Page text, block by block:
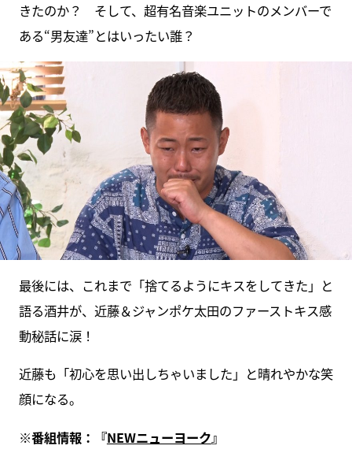
きたのか？ そして、超有名音楽ユニットのメンバーで
ある“男友達”とはいったい誰？
最後には、これまで「捨てるようにキスをしてきた」と
語る酒井が、近藤＆ジャンポケ太田のファーストキス感
動秘話に涙！
近藤も「初心を思い出しちゃいました」と晴れやかな笑
顔になる。
※番組情報：『NEWニューヨーク』